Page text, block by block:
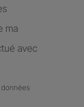
ma
avec